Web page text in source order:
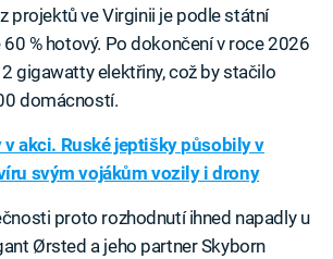
projektů ve Virginii je podle státní
60 % hotový. Po dokončení v roce 2026
gigawatty elektřiny, což by stačilo
domácností.
v akci. Ruské jeptišky působily v
svým vojákům vozily i drony
proto rozhodnutí ihned napadly u
Ørsted a jeho partner Skyborn